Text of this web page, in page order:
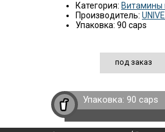
Категория: Витамины
Производитель:
Упаковка: 90 caps
под заказ
Упаковка: 90 caps